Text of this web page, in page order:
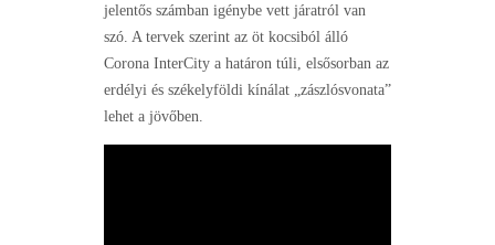
jelentős számban igénybe vett járatról van
szó. A tervek szerint az öt kocsiból álló
Corona InterCity a határon túli, elsősorban az
erdélyi és székelyföldi kínálat „zászlósvonata”
lehet a jövőben.